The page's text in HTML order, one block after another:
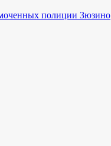
полиции Зюзино